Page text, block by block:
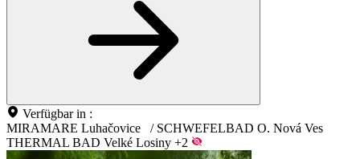
Verfügbar in :
MIRAMARE Luhačovice
/ SCHWEFELBAD O. Nová Ves
THERMAL BAD Velké Losiny +2